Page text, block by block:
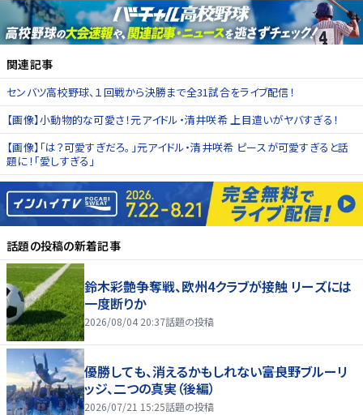
関連記事
センバツ高校野球、１回戦から決勝まで全31試合をライブ配信！
【画像】小動物的な可愛さ！元アイドル・清井咲希 上目遣いがヤバすぎる！
【画像】「は？可愛すぎだろ。」元アイドル・清井咲希 ピースが可愛すぎると話
題に！「愛しすぎる」
話題の投稿の新着記事
鈴木彩艶争奪戦、欧州4クラブが接触 リーズには
一度断りか
2026/08/04 20:37話題の投稿
優勝しても、消えるかもしれない――富良野ブルーリ
ッジ、二つの真実（後編）
2026/07/21 15:25話題の投稿